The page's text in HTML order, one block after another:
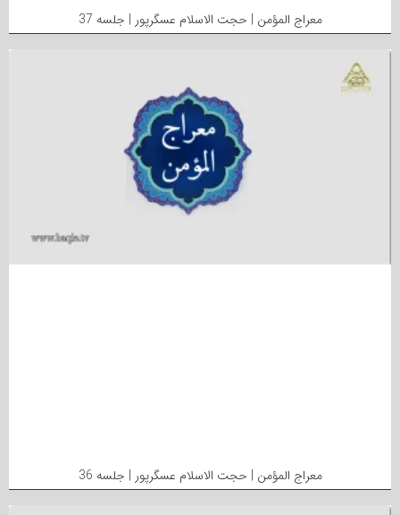
معراج المؤمن | حجت الاسلام عسگرپور | جلسه 37
معراج المؤمن | حجت الاسلام عسگرپور | جلسه 36